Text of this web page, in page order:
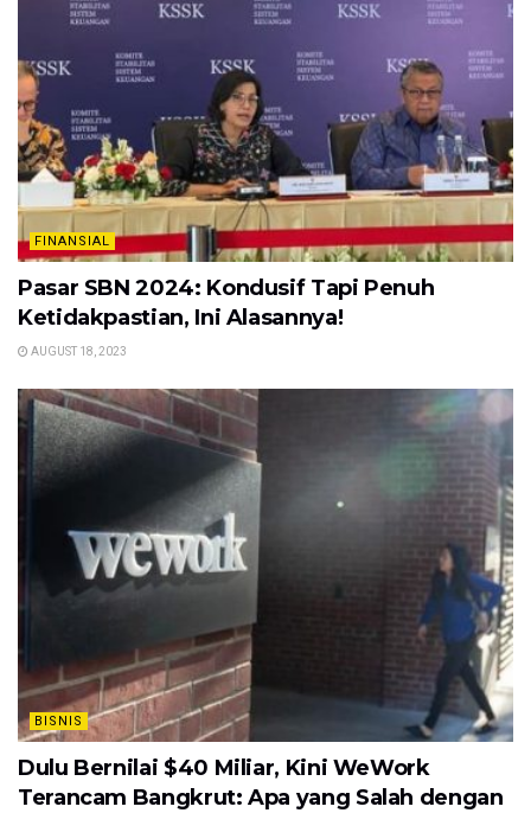
FINANSIAL
Pasar SBN 2024: Kondusif Tapi Penuh
Ketidakpastian, Ini Alasannya!
AUGUST 18, 2023
BISNIS
Dulu Bernilai $40 Miliar, Kini WeWork
Terancam Bangkrut: Apa yang Salah dengan